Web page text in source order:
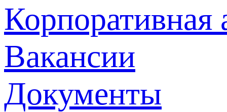
Корпоративная
Вакансии
Документы